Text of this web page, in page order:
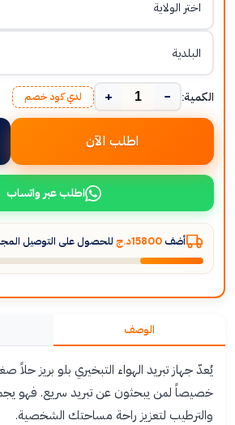
الكمية: −
+ لدي كود خصم
اطلب الآن
اطلب عبر واتساب
أضف 15800د.ج للحصول على التوصيل
الوصف
يُعدّ جهاز تبريد الهواء التبخيري بلو بريز
خصيصاً لمن يبحثون عن تبريد سريع. فهو
والترطيب لتعزيز راحة مساحتك الشخصية.